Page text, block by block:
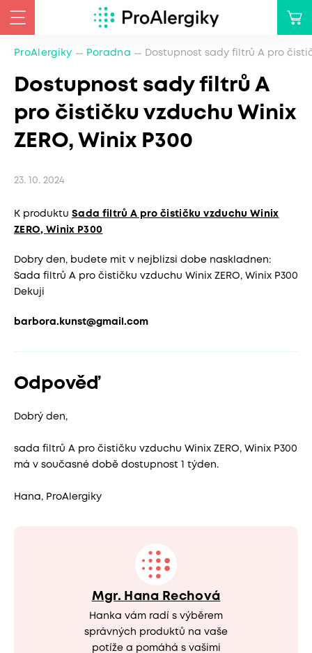
ProAlergiky Poradna Dostupnost sady filtrů A pro
Dostupnost sady filtrů A
pro čističku vzduchu Winix
ZERO, Winix P300
23. 10. 2024
K produktu Sada filtrů A pro čističku vzduchu Winix
ZERO, Winix P300
Dobry den, budete mit v nejblizsi dobe naskladnen:
Sada filtrů A pro čističku vzduchu Winix ZERO, Winix P300
Dekuji
barbora.kunst@gmail.com
Odpověď
Dobrý den,
sada filtrů A pro čističku vzduchu Winix ZERO, Winix P300
má v současné době dostupnost 1 týden.
Hana, ProAlergiky
Mgr. Hana Rechová
Hanka vám radí s výběrem
správných produktů na vaše
potíže a pomáhá s vašimi